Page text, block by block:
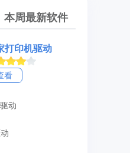
本周最新软件
打印机驱动
看
动